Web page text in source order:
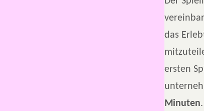
das
ersten
Minuten.